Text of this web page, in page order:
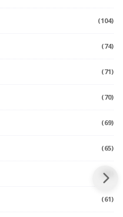
(104)
(74)
(71)
(70)
(69)
(65)
(61)
(61)